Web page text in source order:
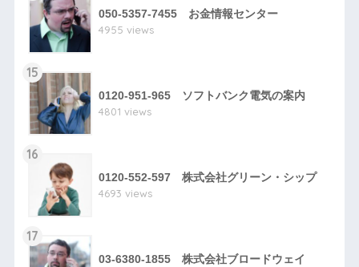
050-5357-7455 お金情報センター
4955 views
15
0120-951-965 ソフトバンク電気の案内
4801 views
16
0120-552-597 株式会社グリーン・シップ
4693 views
17
03-6380-1855 株式会社ブロードウェイ